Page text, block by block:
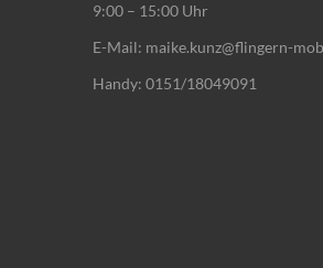
9:00 – 15:00 Uhr
E-Mail: maike.kunz@flingern-
Handy: 0151/18049091